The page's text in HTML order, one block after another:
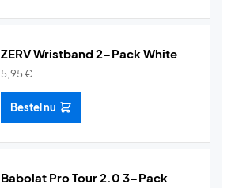
ZERV Wristband 2-Pack White
5,95€
Bestel nu
Babolat Pro Tour 2.0 3-Pack